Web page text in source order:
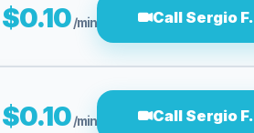
$0.10/min Call Sergio F.
$0.10/min Call Sergio F.